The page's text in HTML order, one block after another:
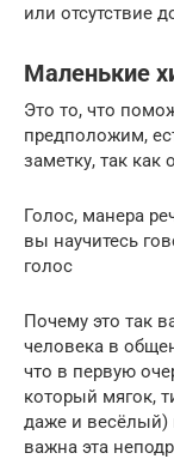
или отсутствие
Маленькие
Это то, что
предположим,
заметку, так как
Голос, манера
вы научитесь
голос
Почему это так
человека в
что в первую
который мягок,
даже и весёлый)
важна эта